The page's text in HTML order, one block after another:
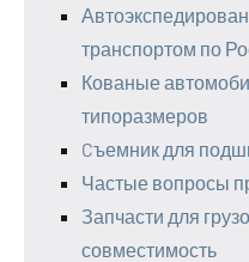
транспортом по
Кованые
типоразмеров
Cъемник для
Частые вопросы
Запчасти для
совместимость